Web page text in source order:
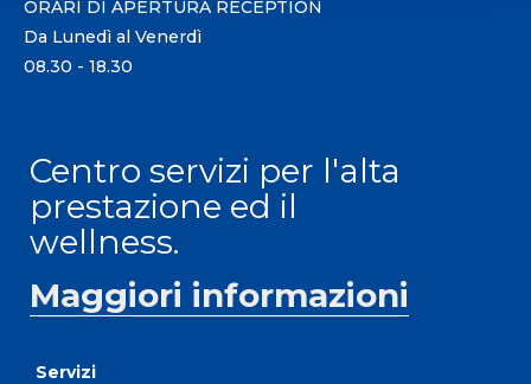
ORARI DI APERTURA RECEPTION
Da Lunedì al Venerdì
08.30 - 18.30
Centro servizi per l'alta
prestazione ed il
wellness.
Maggiori informazioni
Servizi